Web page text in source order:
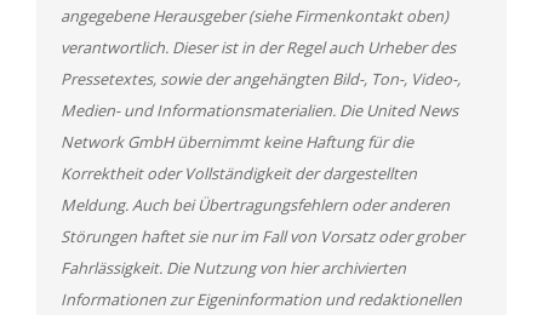
angegebene Herausgeber (siehe Firmenkontakt oben)
verantwortlich. Dieser ist in der Regel auch Urheber des
Pressetextes, sowie der angehängten Bild-, Ton-, Video-,
Medien- und Informationsmaterialien. Die United News
Network GmbH übernimmt keine Haftung für die
Korrektheit oder Vollständigkeit der dargestellten
Meldung. Auch bei Übertragungsfehlern oder anderen
Störungen haftet sie nur im Fall von Vorsatz oder grober
Fahrlässigkeit. Die Nutzung von hier archivierten
Informationen zur Eigeninformation und redaktionellen